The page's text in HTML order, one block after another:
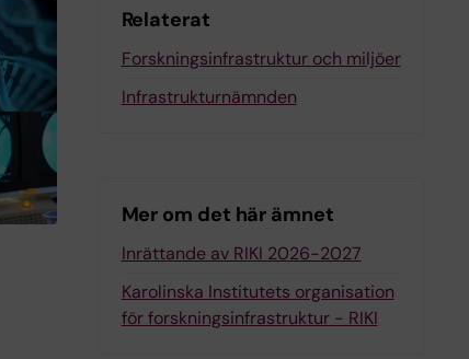
Relaterat
Forskningsinfrastruktur och miljöer
Infrastrukturnämnden
Mer om det här ämnet
Inrättande av RIKI 2026-2027
Karolinska Institutets organisation
för forskningsinfrastruktur - RIKI